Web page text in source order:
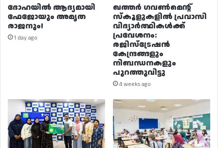
ദോഹയിൽ ആദ്യമായി
ഫേജോയും അമൃത
രാജനും!
1 day ago
ഖത്തർ ഗവൺമെന്റ്
സ്കൂളുകളിൽ പ്രവാസി
വിദ്യാർത്ഥികൾക്ക്
പ്രവേശനം:
രജിസ്ട്രേഷൻ
കേന്ദ്രങ്ങളും
നിബന്ധനകളും
പുറത്തുവിട്ടു
4 weeks ago